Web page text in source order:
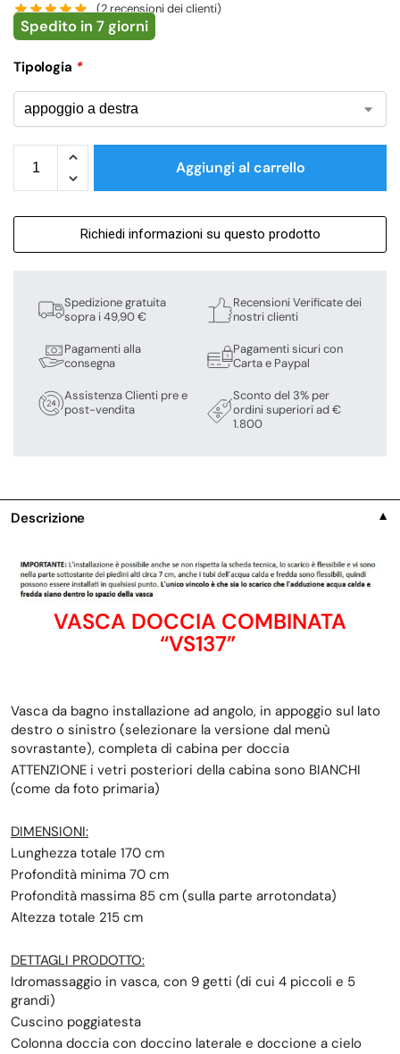
(2recensioni dei clienti)
Spedito in 7 giorni
Tipologia *
Aggiungi al carrello
Richiedi informazioni su questo prodotto
Spedizione gratuita
sopra i 49,90 €
Pagamenti alla
consegna
Assistenza Clienti pre e
post-vendita
Recensioni Verificate dei
nostri clienti
Pagamenti sicuri con
Carta e Paypal
Sconto del 3% per
ordini superiori ad €
1.800
Descrizione ▼
VASCA DOCCIA COMBINATA
“VS137”
Vasca da bagno installazione ad angolo, in appoggio sul lato
destro o sinistro (selezionare la versione dal menù
sovrastante), completa di cabina per doccia
ATTENZIONE i vetri posteriori della cabina sono BIANCHI
(come da foto primaria)
DIMENSIONI:
Lunghezza totale 170 cm
Profondità minima 70 cm
Profondità massima 85 cm (sulla parte arrotondata)
Altezza totale 215 cm
DETTAGLI PRODOTTO:
Idromassaggio in vasca, con 9 getti (di cui 4 piccoli e 5
grandi)
Cuscino poggiatesta
Colonna doccia con doccino laterale e doccione a cielo